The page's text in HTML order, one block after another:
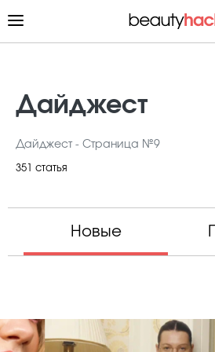
Личный опыт
Подиум
Снимает и тестирует редакция
Дайджест
Дайджест - Страница №9
351 статья
Новые